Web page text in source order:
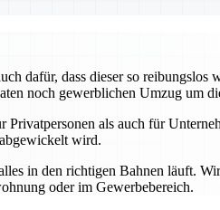
dafür, dass dieser so
noch gewerblichen Umzug um
als auch für
wird.
in den richtigen Bahnen läuft.
oder im Gewerbebereich.